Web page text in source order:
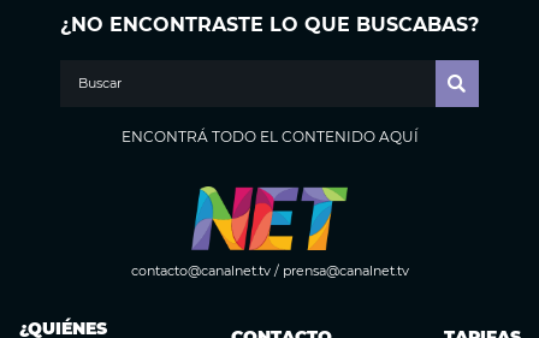
¿NO ENCONTRASTE LO QUE BUSCABAS?
ENCONTRÁ TODO EL CONTENIDO AQUÍ
contacto@canalnet.tv/ prensa@canalnet.tv
¿QUIÉNES